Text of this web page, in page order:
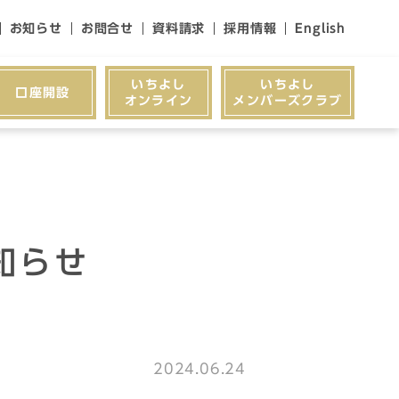
お知らせ お問合せ 資料請求 採用情報 English
口座開設
いちよし
オンライン
いちよし
メンバーズクラブ
らせ
2024.06.24